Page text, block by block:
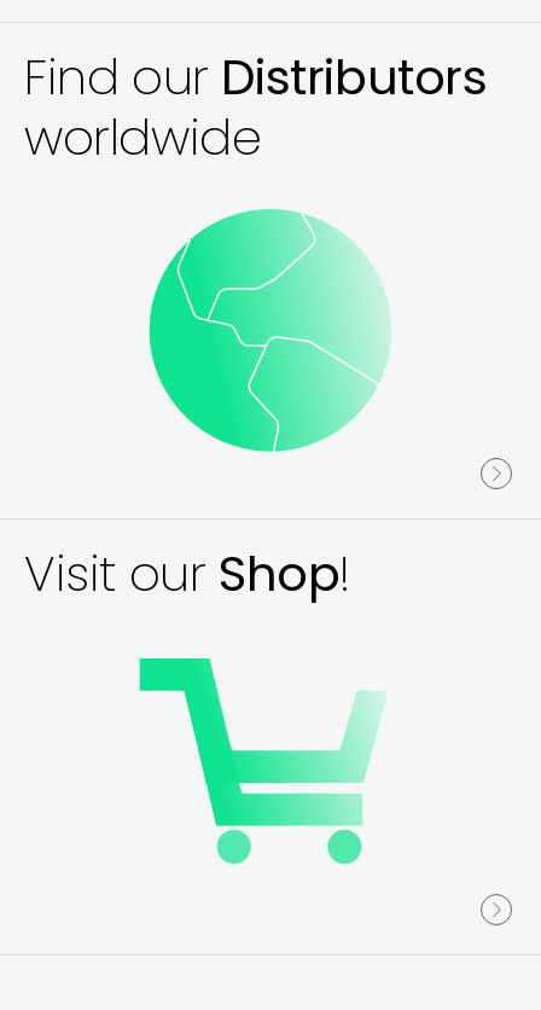
Find our Distributors
worldwide
Visit our Shop!